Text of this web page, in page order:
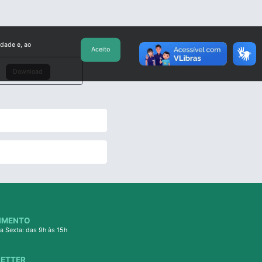
Download
Sexta: das 9h às 15h
e, ao
Aceito